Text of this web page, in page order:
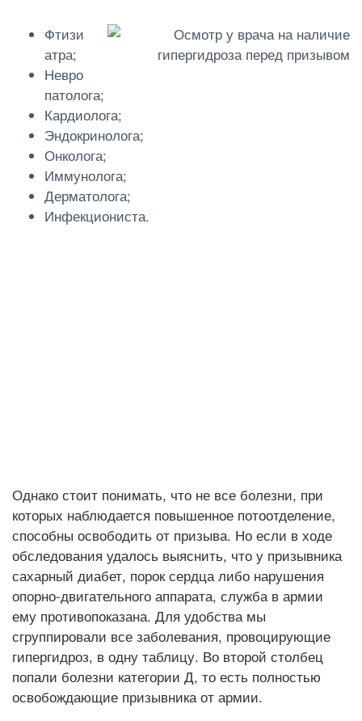
Фтизи
атра;
Невро
патолога;
Кардиолога;
Эндокринолога;
Онколога;
Иммунолога;
Дерматолога;
Инфекциониста.
Однако стоит понимать, что не все болезни, при
которых наблюдается повышенное потоотделение,
способны освободить от призыва. Но если в ходе
обследования удалось выяснить, что у призывника
сахарный диабет, порок сердца либо нарушения
опорно-двигательного аппарата, служба в армии
ему противопоказана. Для удобства мы
сгруппировали все заболевания, провоцирующие
гипергидроз, в одну таблицу. Во второй столбец
попали болезни категории Д, то есть полностью
освобождающие призывника от армии.